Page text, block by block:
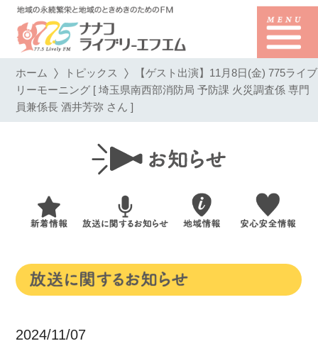
ホーム トピックス 【ゲスト出演】11月8日(金) 775ライブ
リーモーニング [ 埼玉県南西部消防局 予防課 火災調査係 専門
員兼係長 酒井芳弥 さん ]
2024/11/07